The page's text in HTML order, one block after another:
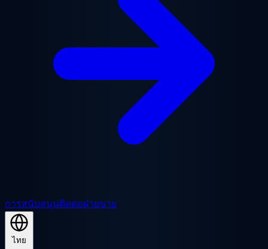
การสนับสนุนติดต่อฝ่ายขาย
ไทย